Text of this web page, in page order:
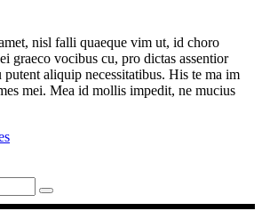
nisl falli quaeque vim ut, id choro
graeco vocibus cu, pro dictas assentior
aliquip necessitatibus. His te ma im
mei. Mea id mollis impedit, ne mucius